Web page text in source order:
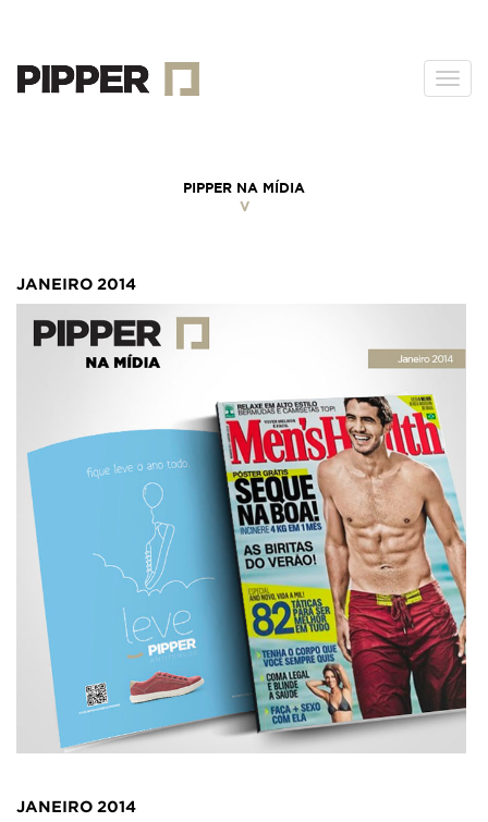
PIPPER NA MÍDIA
V
JANEIRO 2014
JANEIRO 2014